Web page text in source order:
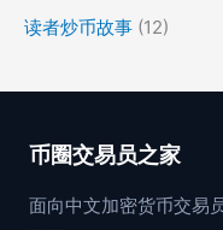
读者炒币故事 (12)
币圈交易员之家
面向中文加密货币交易